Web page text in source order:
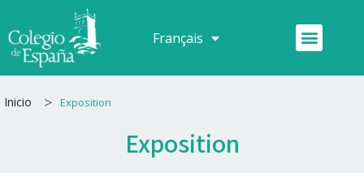
au
contenu
Français
Español Menu
Inicio > Exposition
Exposition